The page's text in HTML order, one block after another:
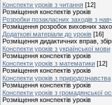
Конспекти уроків з читання [12]
Розміщення конспектів уроків
Розробки позакласних заходів з
Розміщення розробок виховних
Додаткові матеріали до уроків [16]
Розміщення дидактичних вправ,
Конспекти уроків з української мови
Розміщення конспектів уроків
Конспекти уроків з математики [12]
Розміщення конспектів уроків
Конспекти уроків з природознавства
Розміщення конспектів уроків
Конспекти уроків з громадянської
Розміщення конспектів уроків